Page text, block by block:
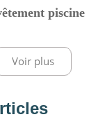
piscine
Voir plus